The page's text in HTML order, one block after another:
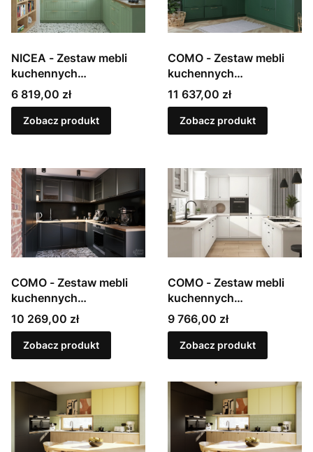
NICEA - Zestaw mebli
kuchennych
modułowych,
lakierowanych w macie
Cena
6 819,00 zł
Zobacz produkt
COMO - Zestaw mebli
kuchennych
modułowych,
lakierowanych w macie
Cena
11 637,00 zł
Zobacz produkt
COMO - Zestaw mebli
kuchennych
modułowych,
lakierowanych w macie
Cena
10 269,00 zł
Zobacz produkt
COMO - Zestaw mebli
kuchennych
modułowych,
lakierowanych w macie
Cena
9 766,00 zł
Zobacz produkt